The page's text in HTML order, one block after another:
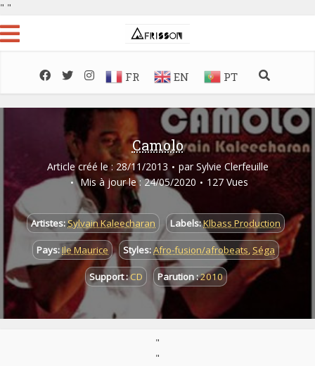
" "
FR EN PT
Camolo
Article créé le : 28/11/2013 par Sylvie Clerfeuille
Mis à jour le : 24/05/2020
127 Vues
Artistes:Sylvain Kaleecharan Labels:Klbass Production
Pays:Ile Maurice Styles:Afro-fusion/afrobeats, Séga
Support :CD Parution :2010
"
"